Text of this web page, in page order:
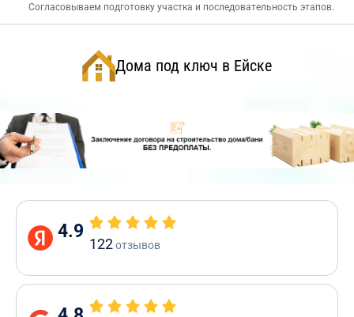
Согласовываем подготовку участка и последовательность этапов.
Дома под ключ в Ейске
4.9
122отзывов